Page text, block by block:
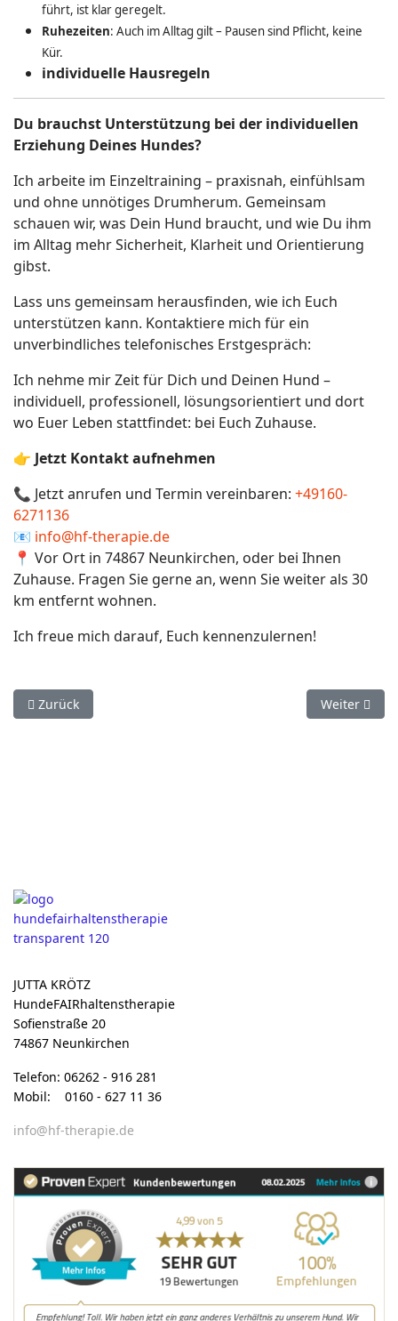
führt, ist klar geregelt.
Ruhezeiten: Auch im Alltag gilt – Pausen sind Pflicht, keine
Kür.
individuelle Hausregeln
Du brauchst Unterstützung bei der individuellen
Erziehung Deines Hundes?
Ich arbeite im Einzeltraining – praxisnah, einfühlsam
und ohne unnötiges Drumherum. Gemeinsam
schauen wir, was Dein Hund braucht, und wie Du ihm
im Alltag mehr Sicherheit, Klarheit und Orientierung
gibst.
Lass uns gemeinsam herausfinden, wie ich Euch
unterstützen kann. Kontaktiere mich für ein
unverbindliches telefonisches Erstgespräch:
Ich nehme mir Zeit für Dich und Deinen Hund –
individuell, professionell, lösungsorientiert und dort
wo Euer Leben stattfindet: bei Euch Zuhause.
👉 Jetzt Kontakt aufnehmen
📞 Jetzt anrufen und Termin vereinbaren: +49160-
6271136
📧 info@hf-therapie.de
📍 Vor Ort in 74867 Neunkirchen, oder bei Ihnen
Zuhause. Fragen Sie gerne an, wenn Sie weiter als 30
km entfernt wohnen.
Ich freue mich darauf, Euch kennenzulernen!
Vorheriger Beitrag: Wenn der Hund nicht zur Ruhe kommt –
Zurück Nächster
Weiter
JUTTA KRÖTZ
HundeFAIRhaltenstherapie
Sofienstraße 20
74867 Neunkirchen
Telefon: 06262 - 916 281
Mobil: 0160 - 627 11 36
info@hf-therapie.de